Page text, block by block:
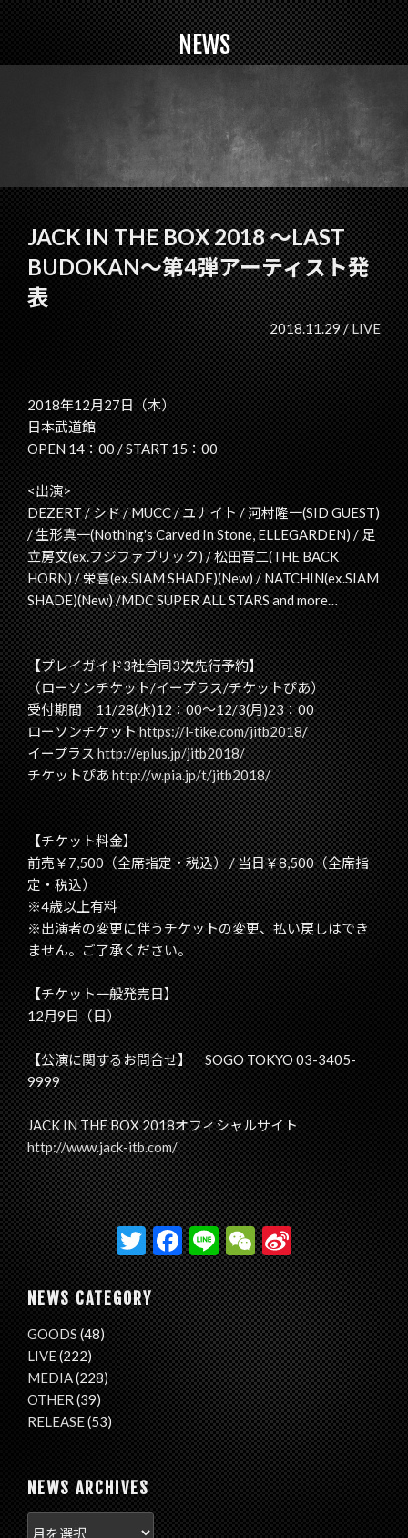
NEWS
JACK IN THE BOX 2018 ～LAST
BUDOKAN～第4弾アーティスト発
表
2018.11.29 /LIVE
2018年12月27日（木）
日本武道館
OPEN 14：00 / START 15：00
<出演>
DEZERT / シド / MUCC / ユナイト / 河村隆一(SID GUEST)
/ 生形真一(Nothing's Carved In Stone, ELLEGARDEN) / 足
立房文(ex.フジファブリック) / 松田晋二(THE BACK
HORN) / 栄喜(ex.SIAM SHADE)(New) / NATCHIN(ex.SIAM
SHADE)(New) /MDC SUPER ALL STARS and more…
【プレイガイド3社合同3次先行予約】
（ローソンチケット/イープラス/チケットぴあ）
受付期間 11/28(水)12：00～12/3(月)23：00
ローソンチケットhttps://l-tike.com/jitb2018/
イープラスhttp://eplus.jp/jitb2018/
チケットぴあhttp://w.pia.jp/t/jitb2018/
【チケット料金】
前売￥7,500（全席指定・税込） / 当日￥8,500（全席指
定・税込）
※4歳以上有料
※出演者の変更に伴うチケットの変更、払い戻しはでき
ません。ご了承ください。
【チケット一般発売日】
12月9日（日）
【公演に関するお問合せ】 SOGO TOKYO 03-3405-
9999
JACK IN THE BOX 2018オフィシャルサイト
http://www.jack-itb.com/
T
w
itt
er
F
ac
e
b
o
o
k
Li
n
e
W
e
C
h
at
Si
n
a
W
ei
b
o
NEWS CATEGORY
GOODS(48)
LIVE(222)
MEDIA(228)
OTHER(39)
RELEASE(53)
NEWS ARCHIVES